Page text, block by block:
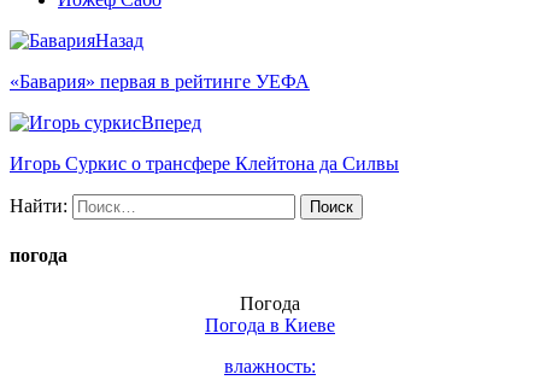
Назад
«Бавария» первая в рейтинге УЕФА
Вперед
Игорь Суркис о трансфере Клейтона да Силвы
Найти:
погода
Погода
Погода в Киеве
влажность: